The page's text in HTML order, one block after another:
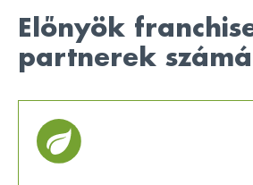
Előnyök
partnerek